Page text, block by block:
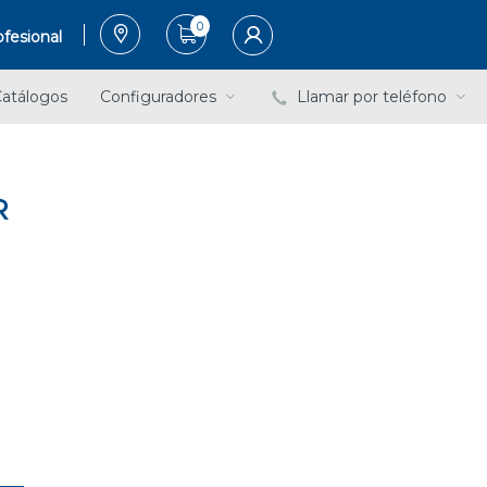
0
Configuradores Llamar por teléfono